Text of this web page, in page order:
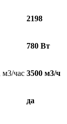
2198
780 Вт
м3/час 3500 м3/ч
да